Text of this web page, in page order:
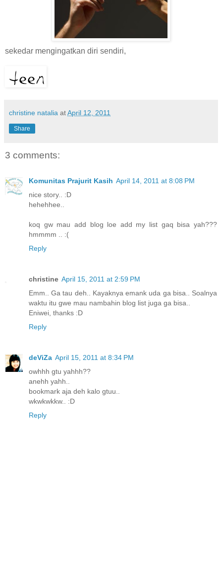
sekedar mengingatkan diri sendiri,
christine natalia atApril 12, 2011
Share
3 comments:
Komunitas Prajurit Kasih April 14, 2011 at 8:08 PM
nice story.. :D
hehehhee..
koq gw mau add blog loe add my list gaq bisa yah???
hmmmm .. :(
Reply
christine April 15, 2011 at 2:59 PM
Emm.. Ga tau deh.. Kayaknya emank uda ga bisa.. Soalnya
waktu itu gwe mau nambahin blog list juga ga bisa..
Eniwei, thanks :D
Reply
deViZa April 15, 2011 at 8:34 PM
owhhh gtu yahhh??
anehh yahh..
bookmark aja deh kalo gtuu..
wkwkwkkw.. :D
Reply